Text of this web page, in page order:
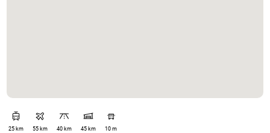
25 km 55 km 40 km 45 km 10 m